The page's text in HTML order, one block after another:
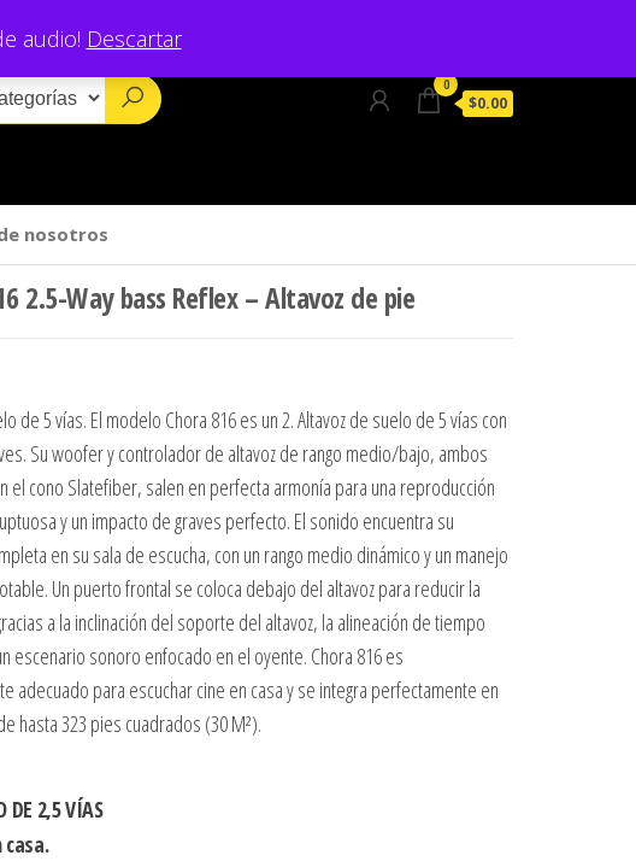
audio! Descartar
0
$0.00
nosotros
2.5-Way bass Reflex – Altavoz de pie
de 5 vías. El modelo Chora 816 es un 2. Altavoz de suelo de 5 vías con
Su woofer y controlador de altavoz de rango medio/bajo, ambos
el cono Slatefiber, salen en perfecta armonía para una reproducción
y un impacto de graves perfecto. El sonido encuentra su
en su sala de escucha, con un rango medio dinámico y un manejo
Un puerto frontal se coloca debajo del altavoz para reducir la
a la inclinación del soporte del altavoz, la alineación de tiempo
escenario sonoro enfocado en el oyente. Chora 816 es
adecuado para escuchar cine en casa y se integra perfectamente en
hasta 323 pies cuadrados (30 M²).
DE 2,5 VÍAS